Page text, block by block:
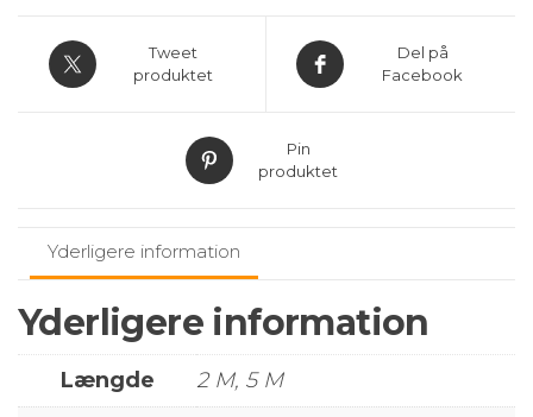
Tweet
produktet
Del på
Facebook
Pin
produktet
Yderligere information
Yderligere information
Længde
2 M, 5 M